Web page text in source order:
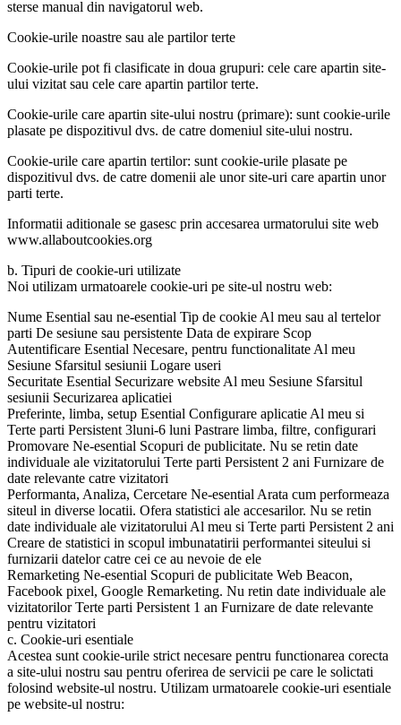
sterse manual din navigatorul web.
Cookie-urile noastre sau ale partilor terte
Cookie-urile pot fi clasificate in doua grupuri: cele care apartin site-
ului vizitat sau cele care apartin partilor terte.
Cookie-urile care apartin site-ului nostru (primare): sunt cookie-urile
plasate pe dispozitivul dvs. de catre domeniul site-ului nostru.
Cookie-urile care apartin tertilor: sunt cookie-urile plasate pe
dispozitivul dvs. de catre domenii ale unor site-uri care apartin unor
parti terte.
Informatii aditionale se gasesc prin accesarea urmatorului site web
www.allaboutcookies.org
b. Tipuri de cookie-uri utilizate
Noi utilizam urmatoarele cookie-uri pe site-ul nostru web:
Nume Esential sau ne-esential Tip de cookie Al meu sau al tertelor
parti De sesiune sau persistente Data de expirare Scop
Autentificare Esential Necesare, pentru functionalitate Al meu
Sesiune Sfarsitul sesiunii Logare useri
Securitate Esential Securizare website Al meu Sesiune Sfarsitul
sesiunii Securizarea aplicatiei
Preferinte, limba, setup Esential Configurare aplicatie Al meu si
Terte parti Persistent 3luni-6 luni Pastrare limba, filtre, configurari
Promovare Ne-esential Scopuri de publicitate. Nu se retin date
individuale ale vizitatorului Terte parti Persistent 2 ani Furnizare de
date relevante catre vizitatori
Performanta, Analiza, Cercetare Ne-esential Arata cum performeaza
siteul in diverse locatii. Ofera statistici ale accesarilor. Nu se retin
date individuale ale vizitatorului Al meu si Terte parti Persistent 2 ani
Creare de statistici in scopul imbunatatirii performantei siteului si
furnizarii datelor catre cei ce au nevoie de ele
Remarketing Ne-esential Scopuri de publicitate Web Beacon,
Facebook pixel, Google Remarketing. Nu retin date individuale ale
vizitatorilor Terte parti Persistent 1 an Furnizare de date relevante
pentru vizitatori
c. Cookie-uri esentiale
Acestea sunt cookie-urile strict necesare pentru functionarea corecta
a site-ului nostru sau pentru oferirea de servicii pe care le solictati
folosind website-ul nostru. Utilizam urmatoarele cookie-uri esentiale
pe website-ul nostru: